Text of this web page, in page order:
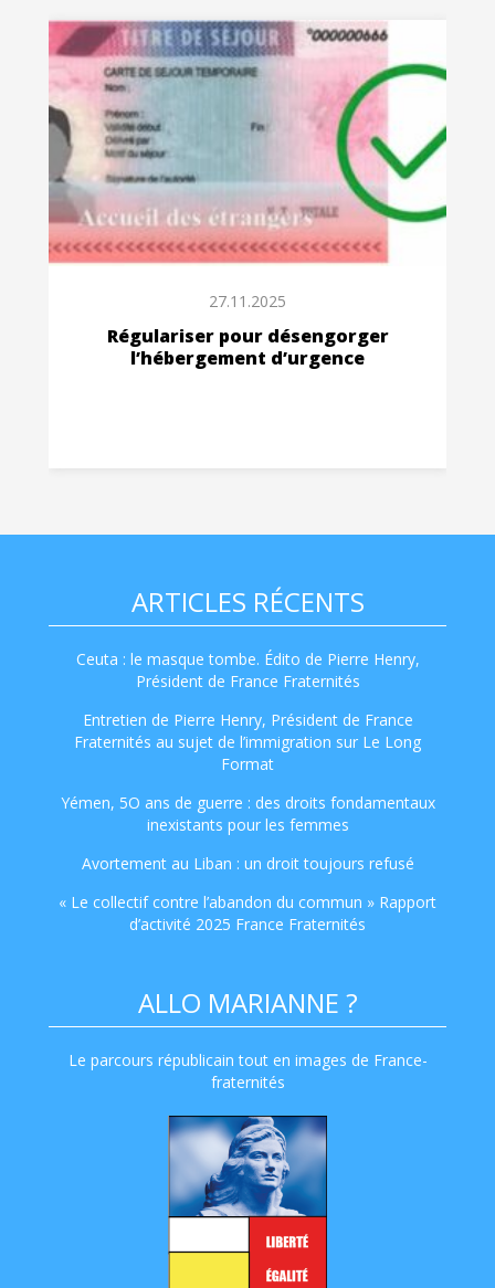
27.11.2025
Régulariser pour désengorger
l’hébergement d’urgence
ARTICLES RÉCENTS
Ceuta : le masque tombe. Édito de Pierre Henry,
Président de France Fraternités
Entretien de Pierre Henry, Président de France
Fraternités au sujet de l’immigration sur Le Long
Format
Yémen, 5O ans de guerre : des droits fondamentaux
inexistants pour les femmes
Avortement au Liban : un droit toujours refusé
« Le collectif contre l’abandon du commun » Rapport
d’activité 2025 France Fraternités
ALLO MARIANNE ?
Le parcours républicain tout en images de France-
fraternités